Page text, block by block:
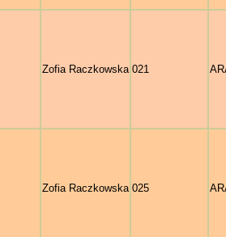
Zofia Raczkowska 021
Zofia Raczkowska 025